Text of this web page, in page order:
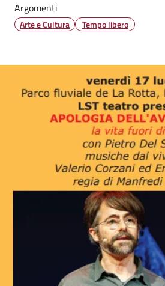
Argomenti
Arte e Cultura Tempo libero